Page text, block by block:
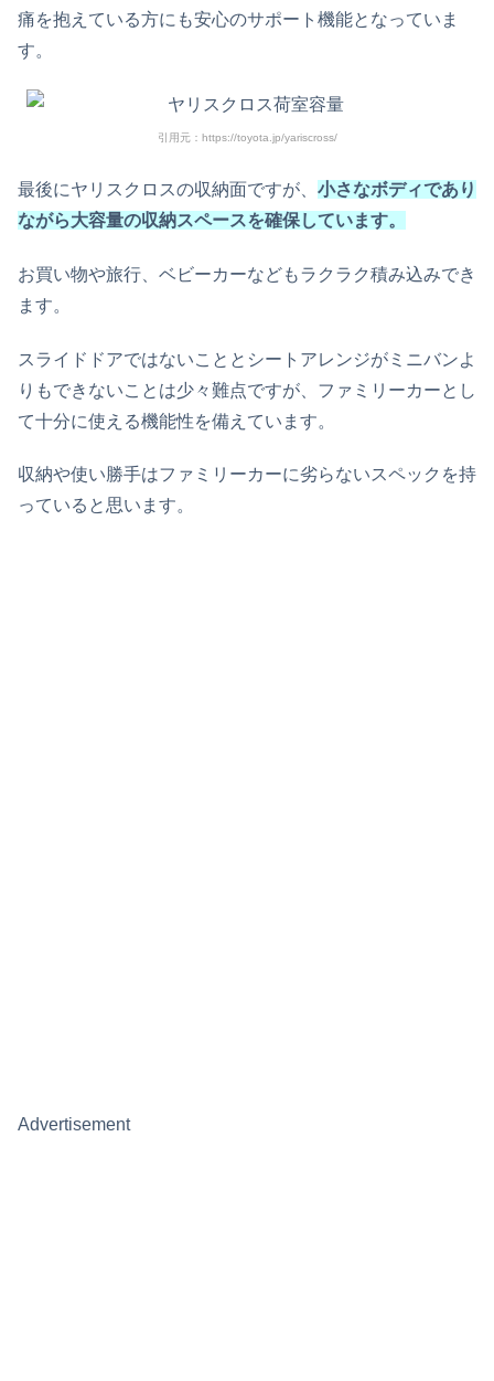
痛を抱えている方にも安心のサポート機能となっていま
す。
引用元：https://toyota.jp/yariscross/
最後にヤリスクロスの収納面ですが、 小さなボディであり
ながら大容量の収納スペースを確保しています。
お買い物や旅行、ベビーカーなどもラクラク積み込みでき
ます。
スライドドアではないこととシートアレンジがミニバンよ
りもできないことは少々難点ですが、ファミリーカーとし
て十分に使える機能性を備えています。
収納や使い勝手はファミリーカーに劣らないスペックを持
っていると思います。
Advertisement